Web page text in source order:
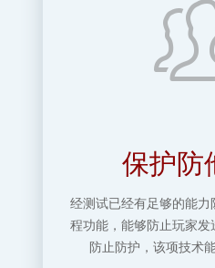
保护防
经测试已经有足够的能
程功能，能够防止玩家
防止防护，该项技术